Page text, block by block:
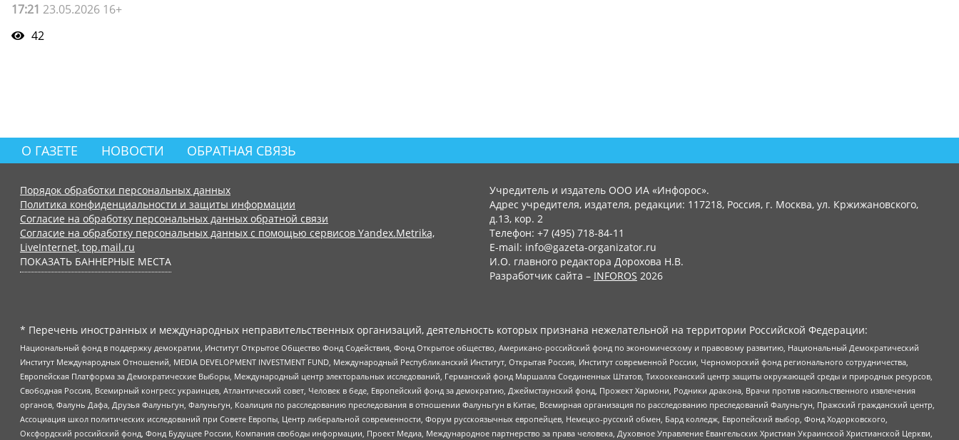
17:21 23.05.2026 16+
42
О ГАЗЕТЕ НОВОСТИ ОБРАТНАЯ СВЯЗЬ
Порядок обработки персональных данных
Политика конфиденциальности и защиты информации
Согласие на обработку персональных данных обратной связи
Согласие на обработку персональных данных с помощью сервисов Yandex.Metrika,
LiveInternet, top.mail.ru
ПОКАЗАТЬ БАННЕРНЫЕ МЕСТА
Учредитель и издатель ООО ИА «Инфорос».
Адрес учредителя, издателя, редакции: 117218, Россия, г. Москва, ул. Кржижановского,
д.13, кор. 2
Телефон: +7 (495) 718-84-11
E-mail: info@gazeta-organizator.ru
И.О. главного редактора Дорохова Н.В.
Разработчик сайта – INFOROS 2026
* Перечень иностранных и международных неправительственных организаций, деятельность которых признана нежелательной на территории Российской Федерации:
Национальный фонд в поддержку демократии, Институт Открытое Общество Фонд Содействия, Фонд Открытое общество, Американо-российский фонд по экономическому и правовому развитию, Национальный Демократический
Институт Международных Отношений, MEDIA DEVELOPMENT INVESTMENT FUND, Международный Республиканский Институт, Открытая Россия, Институт современной России, Черноморский фонд регионального сотрудничества,
Европейская Платформа за Демократические Выборы, Международный центр электоральных исследований, Германский фонд Маршалла Соединенных Штатов, Тихоокеанский центр защиты окружающей среды и природных ресурсов,
Свободная Россия, Всемирный конгресс украинцев, Атлантический совет, Человек в беде, Европейский фонд за демократию, Джеймстаунский фонд, Прожект Хармони, Родники дракона, Врачи против насильственного извлечения
органов, Фалунь Дафа, Друзья Фалуньгун, Фалуньгун, Коалиция по расследованию преследования в отношении Фалуньгун в Китае, Всемирная организация по расследованию преследований Фалуньгун, Пражский гражданский центр,
Ассоциация школ политических исследований при Совете Европы, Центр либеральной современности, Форум русскоязычных европейцев, Немецко-русский обмен, Бард колледж, Европейский выбор, Фонд Ходорковского,
Оксфордский российский фонд, Фонд Будущее России, Компания свободы информации, Проект Медиа, Международное партнерство за права человека, Духовное Управление Евангельских Христиан Украинской Христианской Церкви,